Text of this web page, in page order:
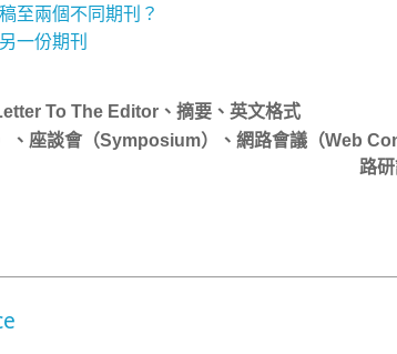
至兩個不同期刊？
一份期刊
To The Editor、摘要、英文格式
、座談會（Symposium）、網路會議（Web
路